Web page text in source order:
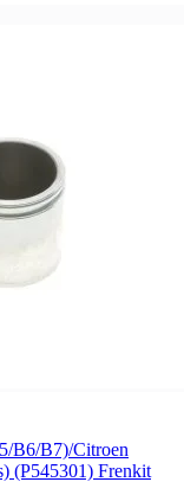
B6/B7)/Citroen
(P545301) Frenkit